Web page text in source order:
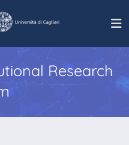
Research